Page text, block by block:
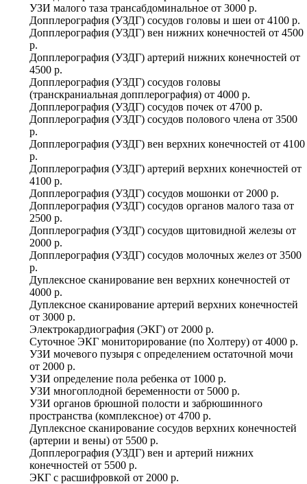
УЗИ малого таза трансабдоминальное от 3000 р.
Допплерография (УЗДГ) сосудов головы и шеи от 4100 р.
Допплерография (УЗДГ) вен нижних конечностей от 4500
р.
Допплерография (УЗДГ) артерий нижних конечностей от
4500 р.
Допплерография (УЗДГ) сосудов головы
(транскраниальная допплерография) от 4000 р.
Допплерография (УЗДГ) сосудов почек от 4700 р.
Допплерография (УЗДГ) сосудов полового члена от 3500
р.
Допплерография (УЗДГ) вен верхних конечностей от 4100
р.
Допплерография (УЗДГ) артерий верхних конечностей от
4100 р.
Допплерография (УЗДГ) сосудов мошонки от 2000 р.
Допплерография (УЗДГ) сосудов органов малого таза от
2500 р.
Допплерография (УЗДГ) сосудов щитовидной железы от
2000 р.
Допплерография (УЗДГ) сосудов молочных желез от 3500
р.
Дуплексное сканирование вен верхних конечностей от
4000 р.
Дуплексное сканирование артерий верхних конечностей
от 3000 р.
Электрокардиография (ЭКГ) от 2000 р.
Суточное ЭКГ мониторирование (по Холтеру) от 4000 р.
УЗИ мочевого пузыря с определением остаточной мочи
от 2000 р.
УЗИ определение пола ребенка от 1000 р.
УЗИ многоплодной беременности от 5000 р.
УЗИ органов брюшной полости и забрюшинного
пространства (комплексное) от 4700 р.
Дуплексное сканирование сосудов верхних конечностей
(артерии и вены) от 5500 р.
Допплерография (УЗДГ) вен и артерий нижних
конечностей от 5500 р.
ЭКГ с расшифровкой от 2000 р.